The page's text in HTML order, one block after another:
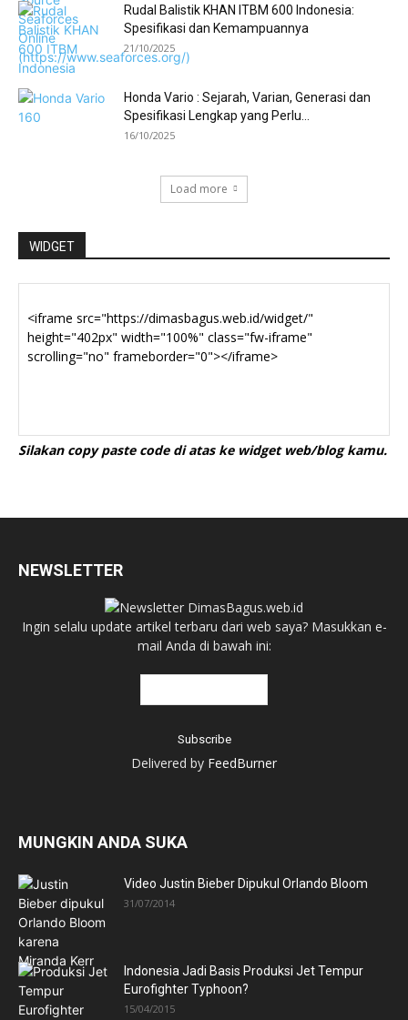
Rudal Balistik KHAN ITBM 600 Indonesia:
Spesifikasi dan Kemampuannya
21/10/2025
Honda Vario : Sejarah, Varian, Generasi dan
Spesifikasi Lengkap yang Perlu...
16/10/2025
Load more
WIDGET
Silakan copy paste code di atas ke widget web/blog kamu.
NEWSLETTER
Ingin selalu update artikel terbaru dari web saya? Masukkan e-
mail Anda di bawah ini:
Delivered by FeedBurner
MUNGKIN ANDA SUKA
Video Justin Bieber Dipukul Orlando Bloom
31/07/2014
Indonesia Jadi Basis Produksi Jet Tempur
Eurofighter Typhoon?
15/04/2015